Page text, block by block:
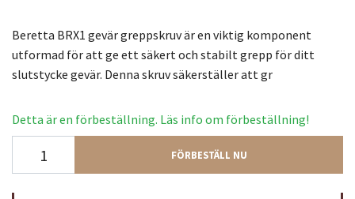
Beretta BRX1 gevär greppskruv är en viktig komponent
utformad för att ge ett säkert och stabilt grepp för ditt
slutstycke gevär. Denna skruv säkerställer att gr
Detta är en förbeställning. Läs info om förbeställning!
FÖRBESTÄLL NU